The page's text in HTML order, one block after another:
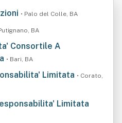
• Palo del Colle, BA
BA
Consortile A
• Bari, BA
Limitata • Corato,
Limitata